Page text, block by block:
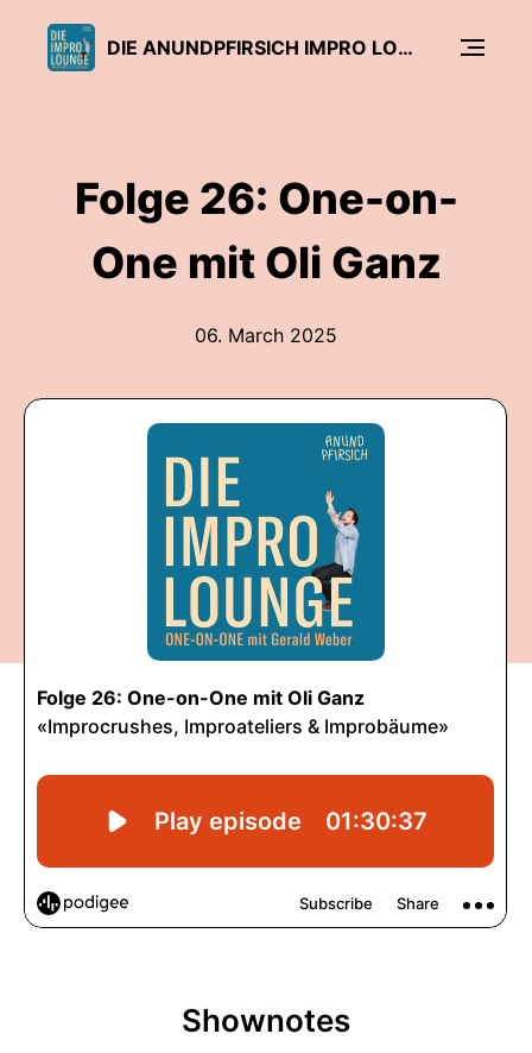
DIE ANUNDPFIRSICH IMPRO LOUNGE
Folge 26: One-on-
One mit Oli Ganz
06. March 2025
Shownotes